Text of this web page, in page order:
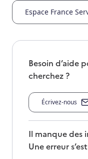
Espace France
Besoin d’aide
cherchez ?
Écrivez-nous
Il manque des
Une erreur